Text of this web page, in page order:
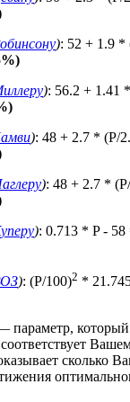
): 52 + 1.9 *
): 56.2 + 1.41
): 48 + 2.7 * (P/
): 48 + 2.7 *
): 0.713 * P - 58
): (P/100)2 *
параметр, который
сколько